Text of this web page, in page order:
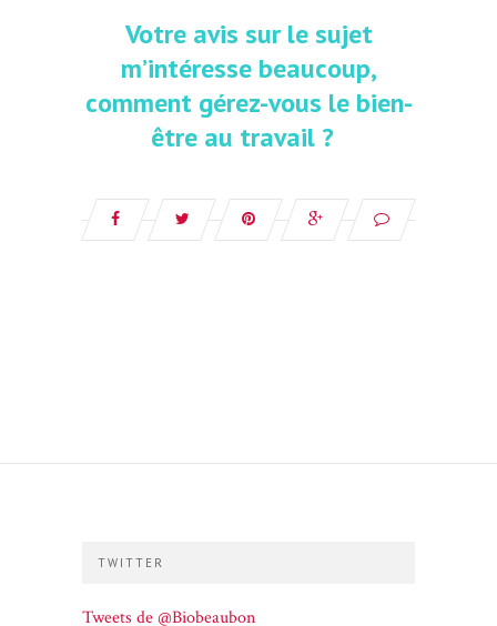
Votre avis sur le sujet
m’intéresse beaucoup,
comment gérez-vous le bien-
être au travail ?
TWITTER
Tweets de @Biobeaubon